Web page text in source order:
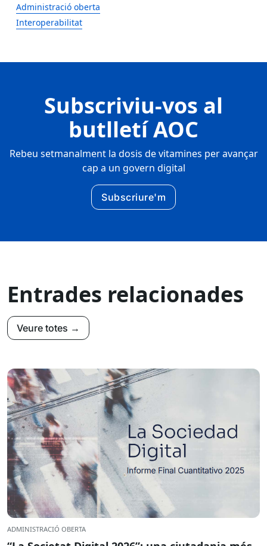
Administració oberta
Interoperabilitat
Subscriviu-vos al
butlletí AOC
Rebeu setmanalment la dosis de vitamines per avançar
cap a un govern digital
Subscriure'm
Entrades relacionades
Veure totes →
ADMINISTRACIÓ OBERTA